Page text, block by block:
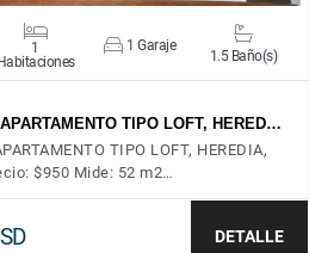
1
Habitaciones
1 Garaje
1.5 Baño(s)
TIPO LOFT, HERED…
TIPO LOFT, HEREDIA,
$950 Mide: 52 m2…
DETALLE